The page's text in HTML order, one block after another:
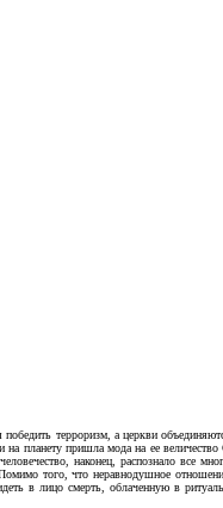
терроризм, а церкви
планету пришла мода на ее
наконец, распознало все
того, что неравнодушное
в лицо смерть, облаченную в